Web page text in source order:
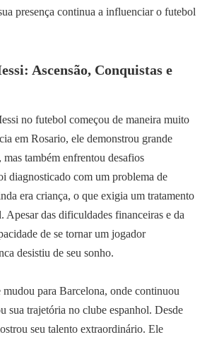
presença continua a influenciar o futebol
Ascensão, Conquistas e
no futebol começou de maneira muito
em Rosario, ele demonstrou grande
também enfrentou desafios
diagnosticado com um problema de
era criança, o que exigia um tratamento
das dificuldades financeiras e da
de se tornar um jogador
desistiu de seu sonho.
mudou para Barcelona, onde continuou
sua trajetória no clube espanhol. Desde
seu talento extraordinário. Ele